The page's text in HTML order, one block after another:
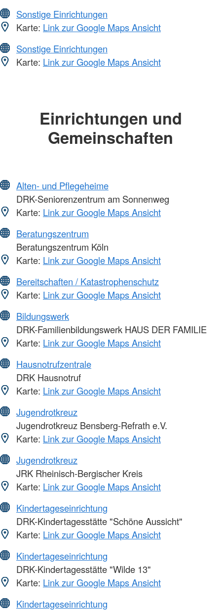
Sonstige Einrichtungen
Karte: Link zur Google Maps Ansicht
Sonstige Einrichtungen
Karte: Link zur Google Maps Ansicht
Einrichtungen und
Gemeinschaften
Alten- und Pflegeheime
DRK-Seniorenzentrum am Sonnenweg
Karte: Link zur Google Maps Ansicht
Beratungszentrum
Beratungszentrum Köln
Karte: Link zur Google Maps Ansicht
Bereitschaften / Katastrophenschutz
Karte: Link zur Google Maps Ansicht
Bildungswerk
DRK-Familienbildungswerk HAUS DER FAMILIE
Karte: Link zur Google Maps Ansicht
Hausnotrufzentrale
DRK Hausnotruf
Karte: Link zur Google Maps Ansicht
Jugendrotkreuz
Jugendrotkreuz Bensberg-Refrath e.V.
Karte: Link zur Google Maps Ansicht
Jugendrotkreuz
JRK Rheinisch-Bergischer Kreis
Karte: Link zur Google Maps Ansicht
Kindertageseinrichtung
DRK-Kindertagesstätte "Schöne Aussicht"
Karte: Link zur Google Maps Ansicht
Kindertageseinrichtung
DRK-Kindertagesstätte "Wilde 13"
Karte: Link zur Google Maps Ansicht
Kindertageseinrichtung